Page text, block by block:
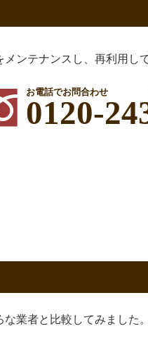
メンテナンスし、再利用し
お電話でお問合わせ
0120-
な業者と比較してみました。